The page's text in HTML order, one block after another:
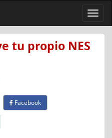
Ver
menú
tu propio NES
Facebook